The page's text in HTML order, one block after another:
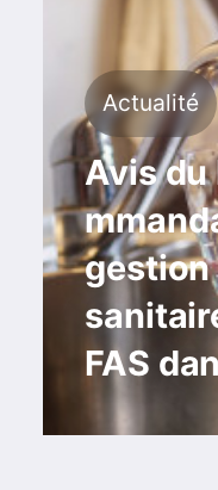
Actualité
Avis du
gestion
FAS